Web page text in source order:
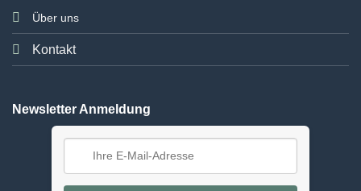
Über uns
Kontakt
Newsletter Anmeldung